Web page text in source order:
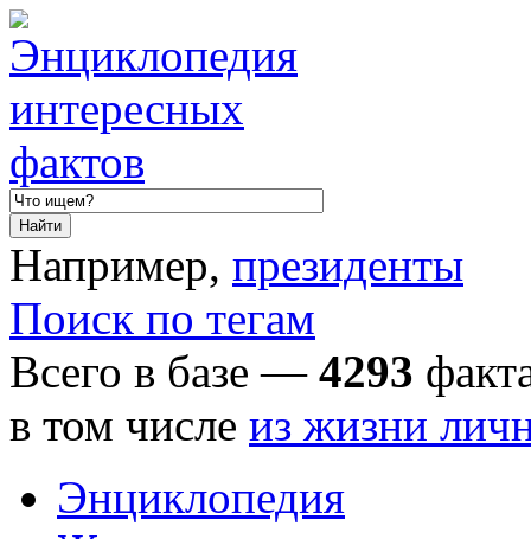
Например, президенты
Поиск по тегам
Всего в базе — 4293
в том числе из жизни
Энциклопедия